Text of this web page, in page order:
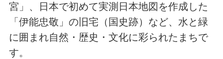
宮」、日本で初めて実測日本地図を作成した
「伊能忠敬」の旧宅（国史跡）など、水と緑
に囲まれ自然・歴史・文化に彩られたまちで
す。